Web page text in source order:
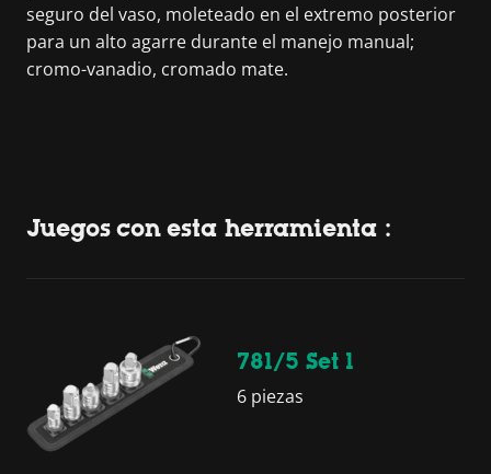
seguro del vaso, moleteado en el extremo posterior
para un alto agarre durante el manejo manual;
cromo-vanadio, cromado mate.
Juegos con esta herramienta :
781/5 Set 1
6 piezas